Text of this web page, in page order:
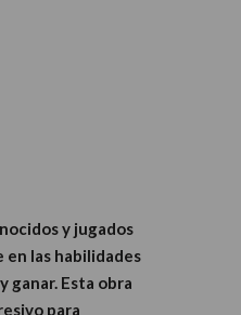
y jugados
en las habilidades
ganar. Esta obra
para